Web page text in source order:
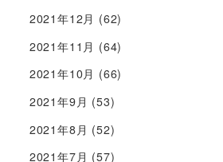
2021年12月 (62)
2021年11月 (64)
2021年10月 (66)
2021年9月 (53)
2021年8月 (52)
2021年7月 (57)